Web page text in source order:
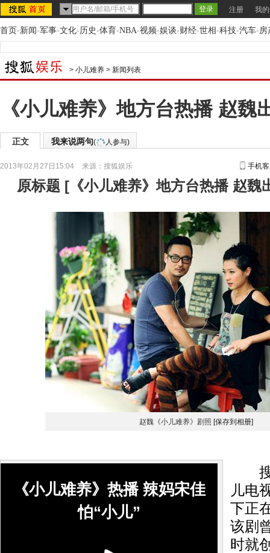
注册 我
首页-新闻-军事-文化-历史-体育-NBA-视频-娱谈-财经-世相-科技-汽车-房
> 小儿难养 > 新闻列表
《小儿难养》地方台热播 赵魏
正文 我来说两句( 人参与)
2013年02月27日15:04 来源： 搜狐娱乐 手机
原标题 [ 《小儿难养》地方台热播 赵魏
赵魏《小儿难养》剧照 [保存到相册]
《小儿难养》热播 辣妈宋佳
怕“小儿”
搜
儿电
下正
该剧
时就